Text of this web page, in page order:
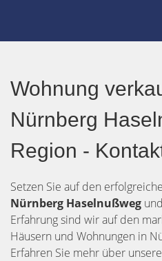
Wohnung
Nürnberg
Region -
Setzen Sie auf den
Nürnberg Haselnußweg und
Erfahrung sind wir auf den
Häusern und Wohnungen in
Erfahren Sie mehr über